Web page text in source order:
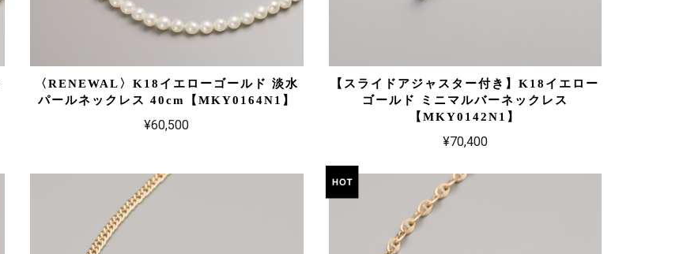
〈RENEWAL〉K18イエローゴールド 淡水
パールネックレス 40cm【MKY0164N1】
¥60,500
【スライドアジャスター付き】K18イエロー
ゴールド ミニマルバーネックレス
【MKY0142N1】
¥70,400